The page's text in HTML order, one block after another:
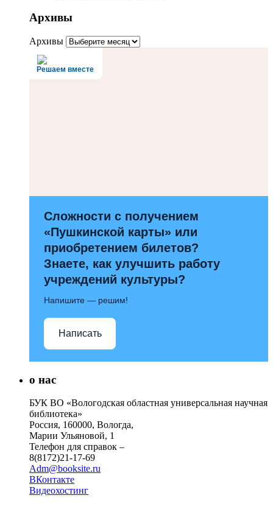
Архивы
Архивы
Решаем вместе
Сложности с получением
«Пушкинской карты» или
приобретением билетов?
Знаете, как улучшить работу
учреждений культуры?
Напишите — решим!
Написать
о нас
БУК ВО «Вологодская областная универсальная научная
библиотека»
Россия, 160000, Вологда,
Марии Ульяновой, 1
Телефон для справок –
8(8172)21-17-69
Adm@booksite.ru
ВКонтакте
Видеохостинг